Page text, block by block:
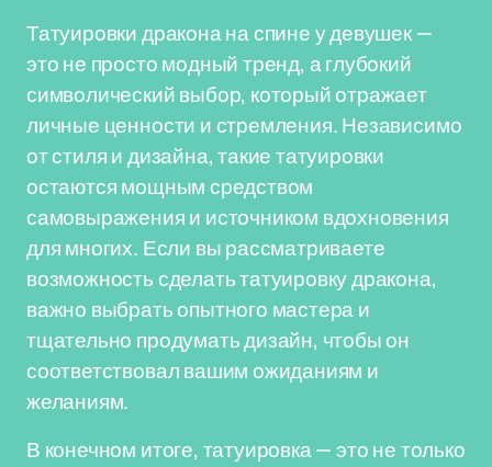
Татуировки дракона на спине у девушек —
это не просто модный тренд, а глубокий
символический выбор, который отражает
личные ценности и стремления. Независимо
от стиля и дизайна, такие татуировки
остаются мощным средством
самовыражения и источником вдохновения
для многих. Если вы рассматриваете
возможность сделать татуировку дракона,
важно выбрать опытного мастера и
тщательно продумать дизайн, чтобы он
соответствовал вашим ожиданиям и
желаниям.
В конечном итоге, татуировка — это не только